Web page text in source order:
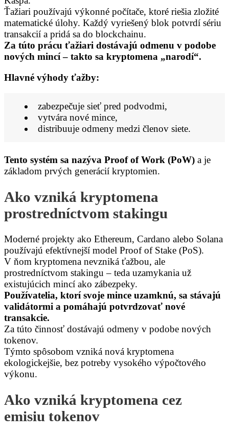
Ťažiari používajú výkonné počítače, ktoré riešia zložité
matematické úlohy. Každý vyriešený blok potvrdí sériu
transakcií a pridá sa do blockchainu.
Za túto prácu ťažiari dostávajú odmenu v podobe
nových mincí – takto sa kryptomena „narodí“.
Hlavné výhody ťažby:
zabezpečuje sieť pred podvodmi,
vytvára nové mince,
distribuuje odmeny medzi členov siete.
Tento systém sa nazýva Proof of Work (PoW) a je
základom prvých generácií kryptomien.
Ako vzniká kryptomena
prostredníctvom stakingu
Moderné projekty ako Ethereum, Cardano alebo Solana
používajú efektívnejší model Proof of Stake (PoS).
V ňom kryptomena nevzniká ťažbou, ale
prostredníctvom stakingu – teda uzamykania už
existujúcich mincí ako zábezpeky.
Používatelia, ktorí svoje mince uzamknú, sa stávajú
validátormi a pomáhajú potvrdzovať nové
transakcie.
Za túto činnosť dostávajú odmeny v podobe nových
tokenov.
Týmto spôsobom vzniká nová kryptomena
ekologickejšie, bez potreby vysokého výpočtového
výkonu.
Ako vzniká kryptomena cez
emisiu tokenov